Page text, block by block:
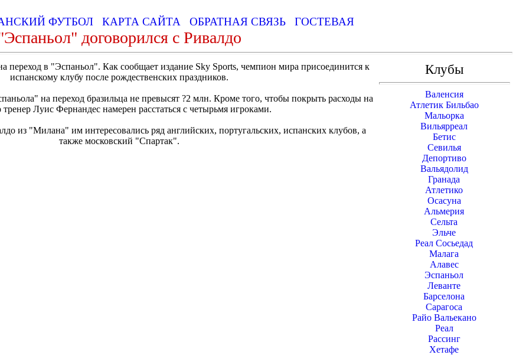
ФУТБОЛ КАРТА САЙТА ОБРАТНАЯ СВЯЗЬ ГОСТЕВАЯ
договорился с Ривалдо
переход в "Эспаньол". Как сообщает издание Sky Sports, чемпион мира присоединится к
испанскому клубу после рождественских праздников.
на переход бразильца не превысят ?2 млн. Кроме того, чтобы покрыть расходы на
тренер Луис Фернандес намерен расстаться с четырьмя игроками.
из "Милана" им интересовались ряд английских, португальских, испанских клубов, а
также московский "Спартак".
Клубы
Валенсия
Атлетик Бильбао
Мальорка
Вильярреал
Бетис
Севилья
Депортиво
Вальядолид
Гранада
Атлетико
Осасуна
Альмерия
Сельта
Эльче
Реал Сосьедад
Малага
Алавес
Эспаньол
Леванте
Барселона
Сарагоса
Райо Вальекано
Реал
Рассинг
Хетафе